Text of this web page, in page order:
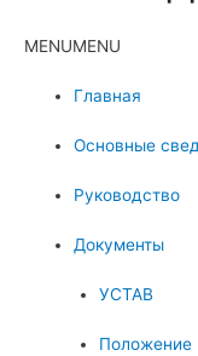
MENUMENU
Главная
Основные
Руководство
Документы
УСТАВ
Положение